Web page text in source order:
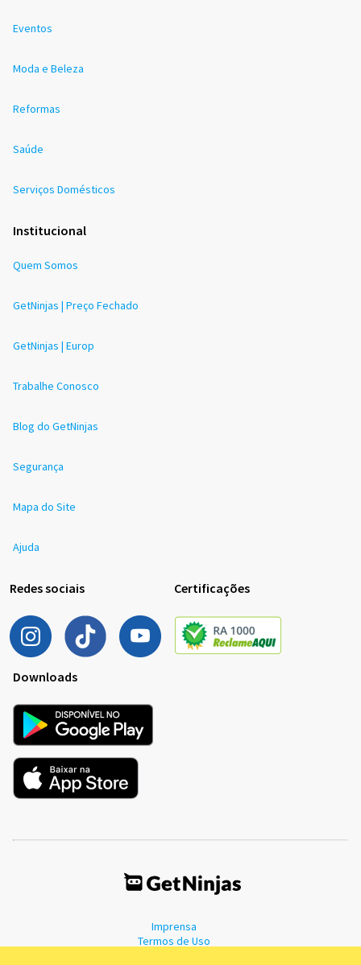
Eventos
Moda e Beleza
Reformas
Saúde
Serviços Domésticos
Institucional
Quem Somos
GetNinjas | Preço Fechado
GetNinjas | Europ
Trabalhe Conosco
Blog do GetNinjas
Segurança
Mapa do Site
Ajuda
Redes sociais Certificações
Downloads
Imprensa
Termos de Uso